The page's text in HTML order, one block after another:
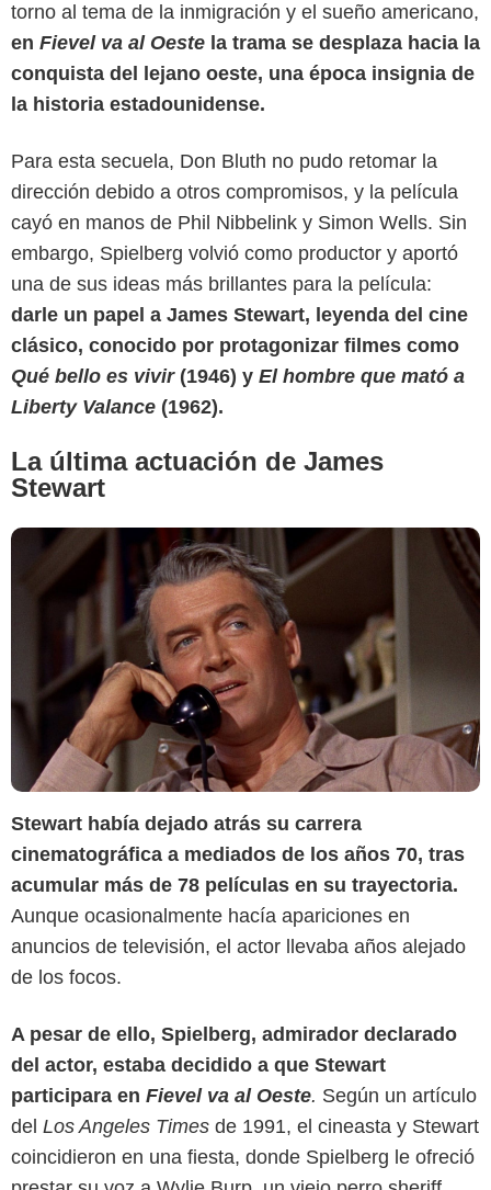
torno al tema de la inmigración y el sueño americano,
en Fievel va al Oeste la trama se desplaza hacia la
conquista del lejano oeste, una época insignia de
la historia estadounidense.
Para esta secuela, Don Bluth no pudo retomar la
dirección debido a otros compromisos, y la película
cayó en manos de Phil Nibbelink y Simon Wells. Sin
embargo, Spielberg volvió como productor y aportó
una de sus ideas más brillantes para la película:
darle un papel a James Stewart, leyenda del cine
clásico, conocido por protagonizar filmes como
Qué bello es vivir (1946) y El hombre que mató a
Liberty Valance (1962).
La última actuación de James
Stewart
Slash Film
Stewart había dejado atrás su carrera
cinematográfica a mediados de los años 70, tras
acumular más de 78 películas en su trayectoria.
Aunque ocasionalmente hacía apariciones en
anuncios de televisión, el actor llevaba años alejado
de los focos.
A pesar de ello, Spielberg, admirador declarado
del actor, estaba decidido a que Stewart
participara en Fievel va al Oeste. Según un artículo
del Los Angeles Times de 1991, el cineasta y Stewart
coincidieron en una fiesta, donde Spielberg le ofreció